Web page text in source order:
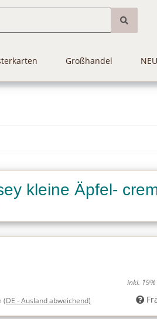
Großhandel NEU
kleine Äpfel-
inkl. 19%
(DE - Ausland abweichend)